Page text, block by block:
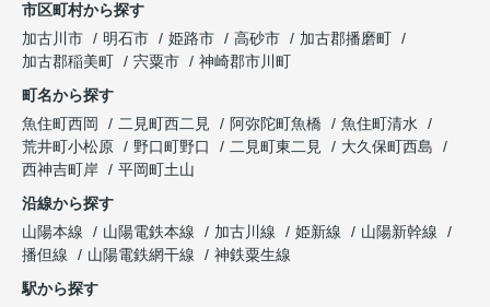
市区町村から探す
加古川市
明石市 姫路市 高砂市
加古郡播磨町
加古郡稲美町
宍粟市
神崎郡市川町
町名から探す
魚住町西岡
二見町西二見 阿弥陀町魚橋
魚住町清水
荒井町小松原
野口町野口 二見町東二見
大久保町西島
西神吉町岸
平岡町土山
沿線から探す
山陽本線
山陽電鉄本線 加古川線 姫新線
山陽新幹線
播但線
山陽電鉄網干線
神鉄粟生線
駅から探す